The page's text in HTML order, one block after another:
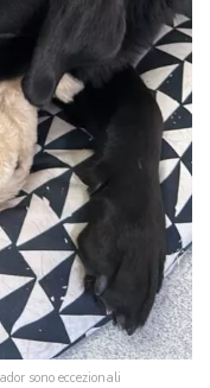
sono eccezionali